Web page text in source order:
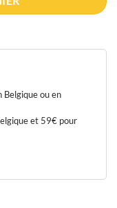
Belgique ou en
et 59€ pour